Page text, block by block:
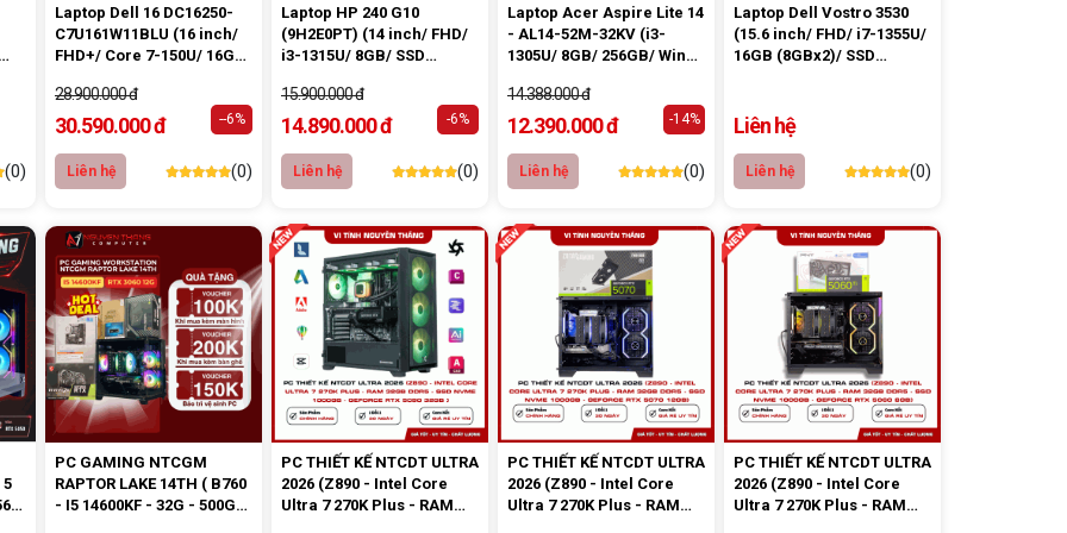
(0)
Laptop Dell 16 DC16250-
C7U161W11BLU (16 inch/
FHD+/ Core 7-150U/ 16GB/
28.900.000 đ
30.590.000 đ --6%
Liên hệ (0)
Laptop HP 240 G10
(9H2E0PT) (14 inch/ FHD/
i3-1315U/ 8GB/ SSD
15.900.000 đ
14.890.000 đ -6%
Liên hệ (0)
Laptop Acer Aspire Lite 14
- AL14-52M-32KV (i3-
1305U/ 8GB/ 256GB/ Win
14.388.000 đ
12.390.000 đ -14%
Liên hệ (0)
Laptop Dell Vostro 3530
(15.6 inch/ FHD/ i7-1355U/
16GB (8GBx2)/ SSD
Liên hệ
Liên hệ (0)
5
PC GAMING NTCGM
RAPTOR LAKE 14TH ( B760
- I5 14600KF - 32G - 500G
PC THIẾT KẾ NTCDT ULTRA
2026 (Z890 - Intel Core
Ultra 7 270K Plus - RAM
PC THIẾT KẾ NTCDT ULTRA
2026 (Z890 - Intel Core
Ultra 7 270K Plus - RAM
PC THIẾT KẾ NTCDT ULTRA
2026 (Z890 - Intel Core
Ultra 7 270K Plus - RAM